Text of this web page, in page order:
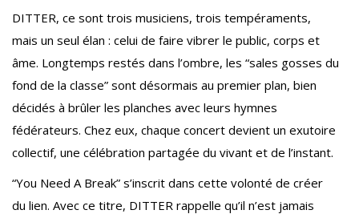
DITTER, ce sont trois musiciens, trois tempéraments,
mais un seul élan : celui de faire vibrer le public, corps et
âme. Longtemps restés dans l’ombre, les “sales gosses du
fond de la classe” sont désormais au premier plan, bien
décidés à brûler les planches avec leurs hymnes
fédérateurs. Chez eux, chaque concert devient un exutoire
collectif, une célébration partagée du vivant et de l’instant.
“You Need A Break” s’inscrit dans cette volonté de créer
du lien. Avec ce titre, DITTER rappelle qu’il n’est jamais